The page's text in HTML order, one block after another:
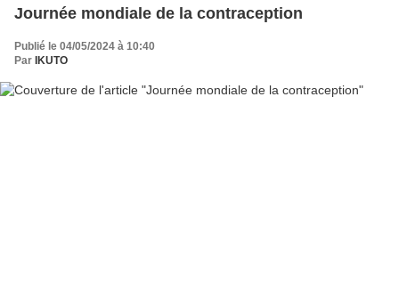
Journée mondiale de la contraception
Publié le 04/05/2024 à 10:40
Par IKUTO